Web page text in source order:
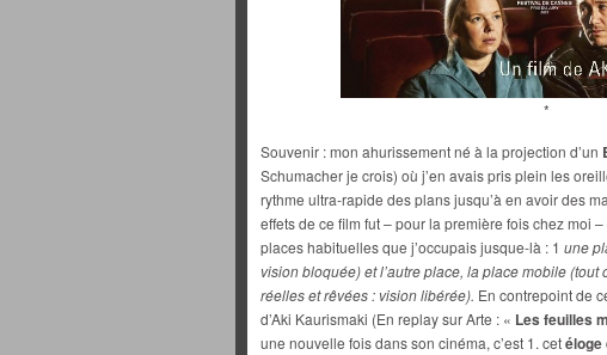
*
Souvenir : mon ahurissement né à la projection d’un
Schumacher je crois) où j’en avais pris plein les
rythme ultra-rapide des plans jusqu’à en avoir des
effets de ce film fut – pour la première fois chez moi
places habituelles que j’occupais jusque-là : 1 une
vision bloquée) et l’autre place, la place mobile (tout
réelles et rêvées : vision libérée). En contrepoint de
d’Aki Kaurismaki (En replay sur Arte : « Les feuilles
une nouvelle fois dans son cinéma, c’est 1. cetéloge